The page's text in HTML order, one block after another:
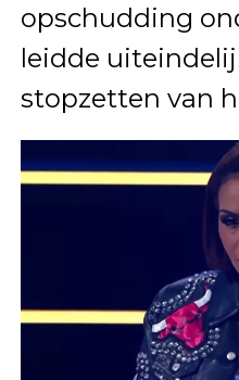
opschudding
leidde
stopzetten van